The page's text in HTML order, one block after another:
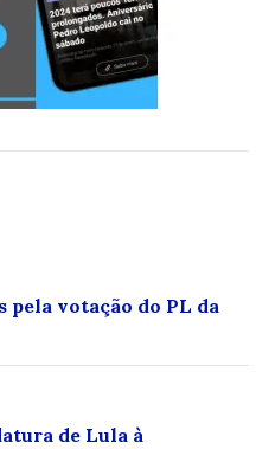
pela votação do PL da
de Lula à